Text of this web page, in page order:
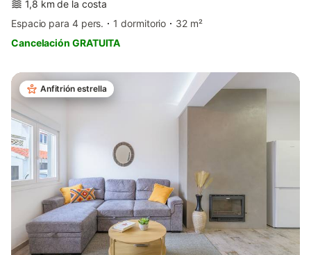
1,8 km de la costa
Espacio para 4 pers.
1 dormitorio
32 m²
Cancelación GRATUITA
Anfitrión estrella